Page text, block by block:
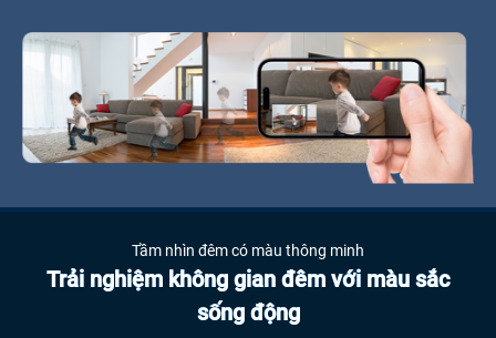
Tầm nhìn đêm có màu thông minh
Trải nghiệm không gian đêm với màu sắc
sống động